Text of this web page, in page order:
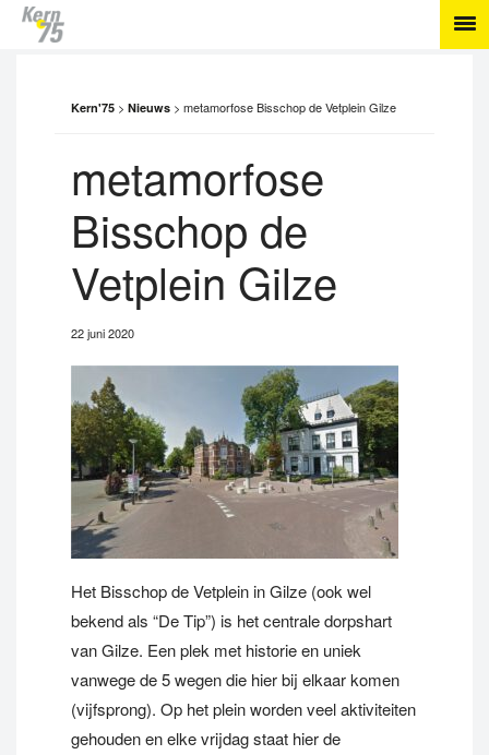
Kern'75 > Nieuws > metamorfose Bisschop de Vetplein Gilze
metamorfose
Bisschop de
Vetplein Gilze
22 juni 2020
Het Bisschop de Vetplein in Gilze (ook wel
bekend als “De Tip”) is het centrale dorpshart
van Gilze. Een plek met historie en uniek
vanwege de 5 wegen die hier bij elkaar komen
(vijfsprong). Op het plein worden veel aktiviteiten
gehouden en elke vrijdag staat hier de